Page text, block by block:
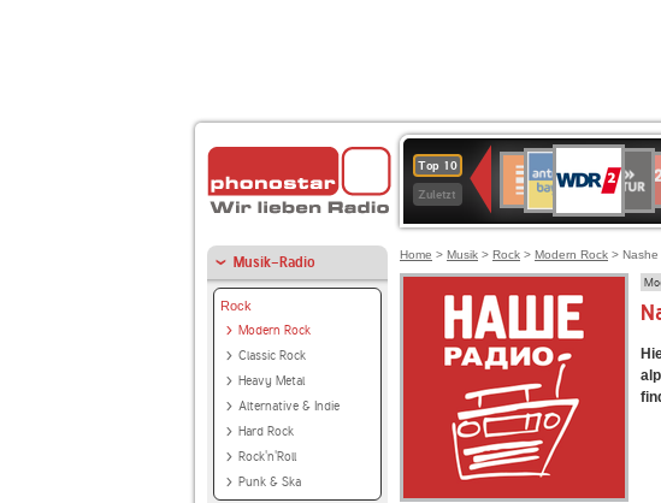
Top 10
Zuletzt
Deutschlandfunk
90er
OLDIE
ANTENNE
4
KLASSIK
Deutschlandfunk
KulturBAYERN
2
Kultur
NDR
2
Musik-Radio
Rock
Modern Rock
Classic Rock
Heavy Metal
Alternative & Indie
Hard Rock
Rock'n'Roll
Punk & Ska
Home > Musik > Rock > Modern Rock > Nashe